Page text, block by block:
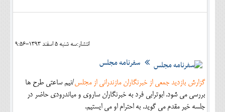
انتشار:سه شنبه 5 اسفند 1393-9:56
سفرنامه مجلس
گزارش بازدید جمعی از خبرنگاران مازندرانی از مجلس/نیم ساعتی طرح ها
بررسی می شود. ابوترابی فرد به خبرنگاران ساروی و میاندرودی حاضر در
جلسه خیر مقدم می گوید. به احترام او می ایستیم.